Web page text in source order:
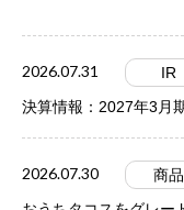
2026.07.31
IR
決算情報：2027年3
2026.07.30
商品